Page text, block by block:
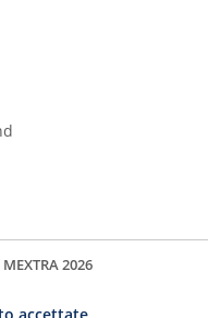
2026
accettate